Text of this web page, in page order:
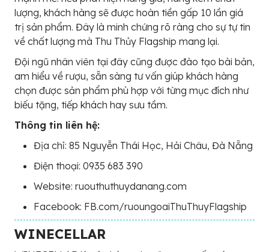
lượng, khách hàng sẽ được hoàn tiền gấp 10 lần giá
trị sản phẩm. Đây là minh chứng rõ ràng cho sự tự tin
về chất lượng mà Thu Thủy Flagship mang lại.
Đội ngũ nhân viên tại đây cũng được đào tạo bài bản,
am hiểu về rượu, sẵn sàng tư vấn giúp khách hàng
chọn được sản phẩm phù hợp với từng mục đích như
biếu tặng, tiếp khách hay sưu tầm.
Thông tin liên hệ:
Địa chỉ: 85 Nguyễn Thái Học, Hải Châu, Đà Nẵng
Điện thoại: 0935 683 390
Website: ruouthuthuydanang.com
Facebook: FB.com/ruoungoaiThuThuyFlagship
WINECELLAR